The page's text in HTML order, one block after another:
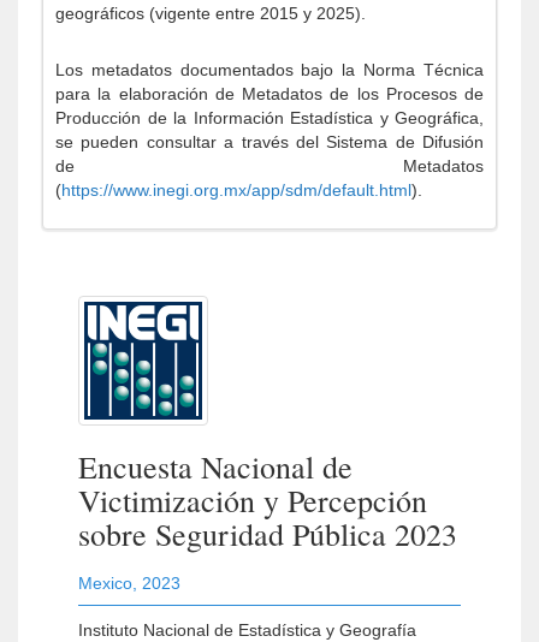
geográficos (vigente entre 2015 y 2025).
Los metadatos documentados bajo la Norma Técnica
para la elaboración de Metadatos de los Procesos de
Producción de la Información Estadística y Geográfica,
se pueden consultar a través del Sistema de Difusión
de Metadatos
(https://www.inegi.org.mx/app/sdm/default.html).
Encuesta Nacional de
Victimización y Percepción
sobre Seguridad Pública 2023
Mexico 2023
Instituto Nacional de Estadística y Geografía